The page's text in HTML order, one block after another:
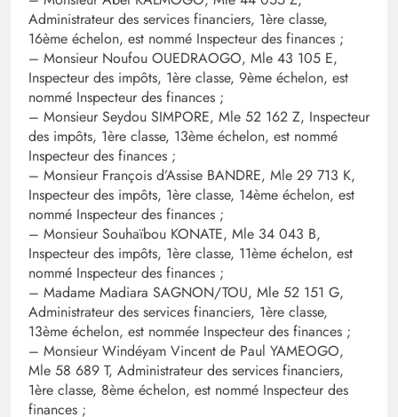
Administrateur des services financiers, 1ère classe,
16ème échelon, est nommé Inspecteur des finances ;
– Monsieur Noufou OUEDRAOGO, Mle 43 105 E,
Inspecteur des impôts, 1ère classe, 9ème échelon, est
nommé Inspecteur des finances ;
– Monsieur Seydou SIMPORE, Mle 52 162 Z, Inspecteur
des impôts, 1ère classe, 13ème échelon, est nommé
Inspecteur des finances ;
– Monsieur François d’Assise BANDRE, Mle 29 713 K,
Inspecteur des impôts, 1ère classe, 14ème échelon, est
nommé Inspecteur des finances ;
– Monsieur Souhaïbou KONATE, Mle 34 043 B,
Inspecteur des impôts, 1ère classe, 11ème échelon, est
nommé Inspecteur des finances ;
– Madame Madiara SAGNON/TOU, Mle 52 151 G,
Administrateur des services financiers, 1ère classe,
13ème échelon, est nommée Inspecteur des finances ;
– Monsieur Windéyam Vincent de Paul YAMEOGO,
Mle 58 689 T, Administrateur des services financiers,
1ère classe, 8ème échelon, est nommé Inspecteur des
finances ;